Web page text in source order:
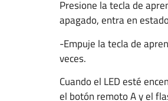
Presione la tecla de
apagado, entra en
-Empuje la tecla de
veces.
Cuando el LED esté
el botón remoto A y el